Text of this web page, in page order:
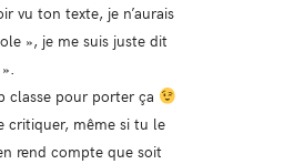
vu ton texte, je n’aurais
», je me suis juste dit
classe pour porter ça
critiquer, même si tu le
rend compte que soit